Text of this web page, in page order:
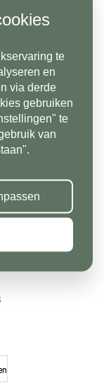
te
en
via derde
gebruiken
te
van